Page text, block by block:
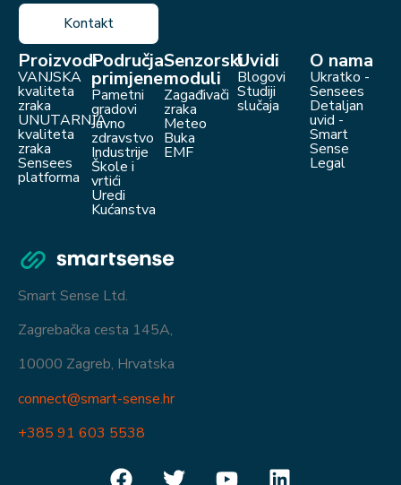
Kontakt
Smart Sense Ltd.
Zagrebačka cesta 145A,
10000 Zagreb, Hrvatska
connect@smart-sense.hr
+385 91 603 5538
Proizvodi
VANJSKA
kvaliteta
zraka
UNUTARNJA
kvaliteta
zraka
Sensees
platforma
Područja
primjene
Pametni
gradovi
Javno
zdravstvo
Industrije
Škole i
vrtići
Uredi
Kućanstva
Senzorski
moduli
Zagađivači
zraka
Meteo
Buka
EMF
Uvidi
Blogovi
Studiji
slučaja
O nama
Ukratko -
Sensees
Detaljan
uvid -
Smart
Sense
Legal